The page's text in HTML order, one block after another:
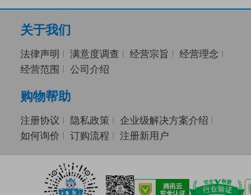
关于我们
法律声明 满意度调查 经营宗旨
经营理念
经营范围
公司介绍
购物帮助
注册协议 隐私政策
企业级解决方案介绍
如何询价
订购流程 注册新用户